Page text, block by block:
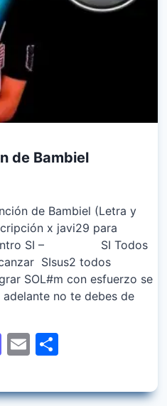
de Bambiel
de Bambiel (Letra y
x javi29 para
Intro SI – SI Todos
SIsus2 todos
SOL#m con esfuerzo se
no te debes de
Mastodon
Email